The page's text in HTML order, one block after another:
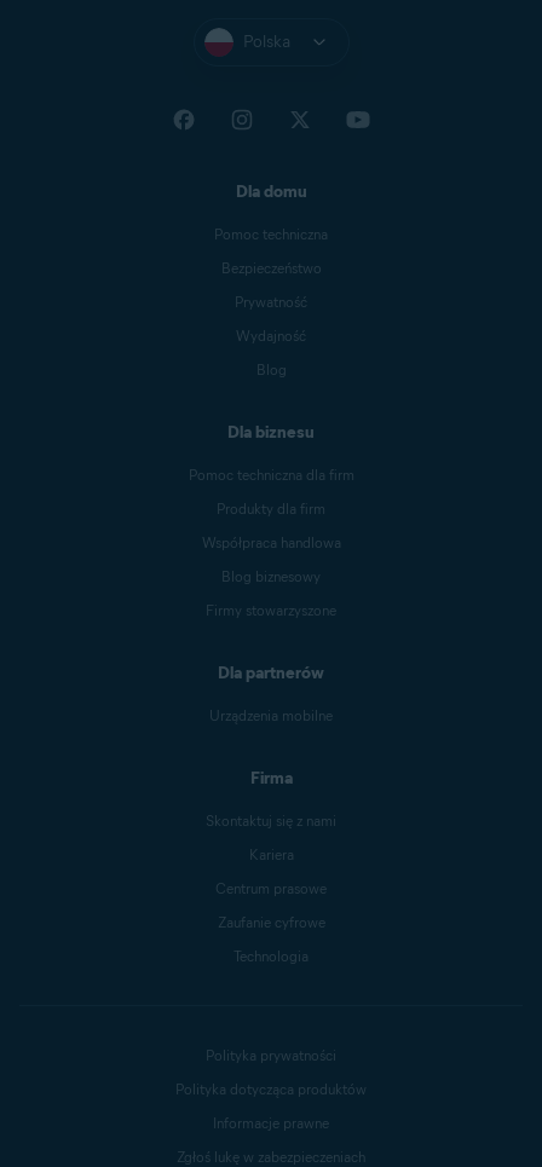
Polska
Dla domu
Pomoc techniczna
Bezpieczeństwo
Prywatność
Wydajność
Blog
Dla biznesu
Pomoc techniczna dla firm
Produkty dla firm
Współpraca handlowa
Blog biznesowy
Firmy stowarzyszone
Dla partnerów
Urządzenia mobilne
Firma
Skontaktuj się z nami
Kariera
Centrum prasowe
Zaufanie cyfrowe
Technologia
Polityka prywatności
Polityka dotycząca produktów
Informacje prawne
Zgłoś lukę w zabezpieczeniach